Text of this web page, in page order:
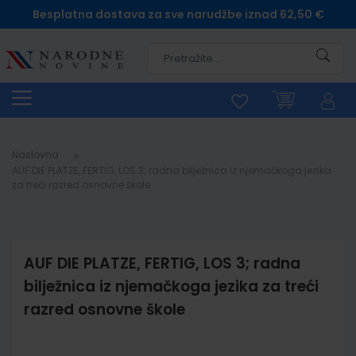
Besplatna dostava za sve narudžbe iznad 62,50 €
Naslovna
AUF DIE PLATZE, FERTIG, LOS 3; radna
bilježnica iz njemačkoga jezika za treći
razred osnovne škole